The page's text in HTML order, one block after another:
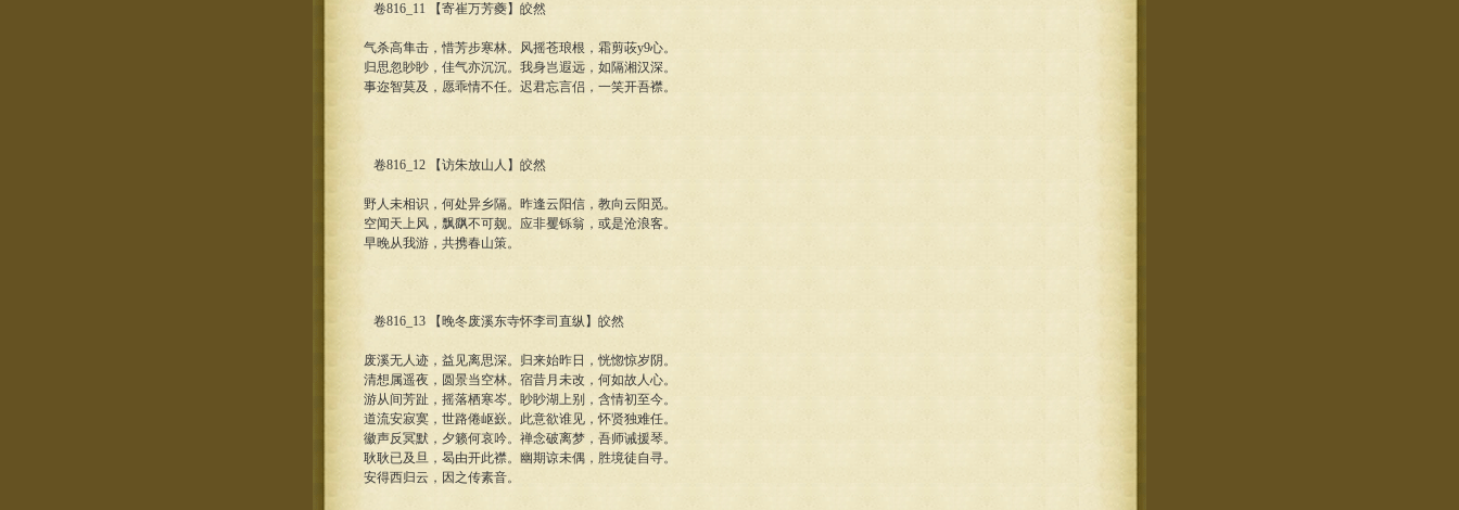
卷816_11 【寄崔万芳夔】皎然
气杀高隼击，惜芳步寒林。风摇苍琅根，霜剪荍y9心。
归思忽眇眇，佳气亦沉沉。我身岂遐远，如隔湘汉深。
事迩智莫及，愿乖情不任。迟君忘言侣，一笑开吾襟。
卷816_12 【访朱放山人】皎然
野人未相识，何处异乡隔。昨逢云阳信，教向云阳觅。
空闻天上风，飘飖不可觌。应非矍铄翁，或是沧浪客。
早晚从我游，共携春山策。
卷816_13 【晚冬废溪东寺怀李司直纵】皎然
废溪无人迹，益见离思深。归来始昨日，恍惚惊岁阴。
清想属遥夜，圆景当空林。宿昔月未改，何如故人心。
游从间芳趾，摇落栖寒岑。眇眇湖上别，含情初至今。
道流安寂寞，世路倦岖嶔。此意欲谁见，怀贤独难任。
徽声反冥默，夕籁何哀吟。禅念破离梦，吾师诫援琴。
耿耿已及旦，曷由开此襟。幽期谅未偶，胜境徒自寻。
安得西归云，因之传素音。